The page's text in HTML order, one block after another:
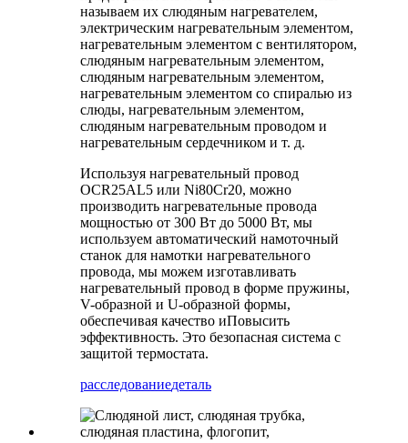
называем их слюдяным нагревателем,
электрическим нагревательным элементом,
нагревательным элементом с вентилятором,
слюдяным нагревательным элементом,
слюдяным нагревательным элементом,
нагревательным элементом со спиралью из
слюды, нагревательным элементом,
слюдяным нагревательным проводом и
нагревательным сердечником и т. д.
Используя нагревательный провод
OCR25AL5 или Ni80Cr20, можно
производить нагревательные провода
мощностью от 300 Вт до 5000 Вт, мы
используем автоматический намоточный
станок для намотки нагревательного
провода, мы можем изготавливать
нагревательный провод в форме пружины,
V-образной и U-образной формы,
обеспечивая качество иПовысить
эффективность. Это безопасная система с
защитой термостата.
расследованиедеталь